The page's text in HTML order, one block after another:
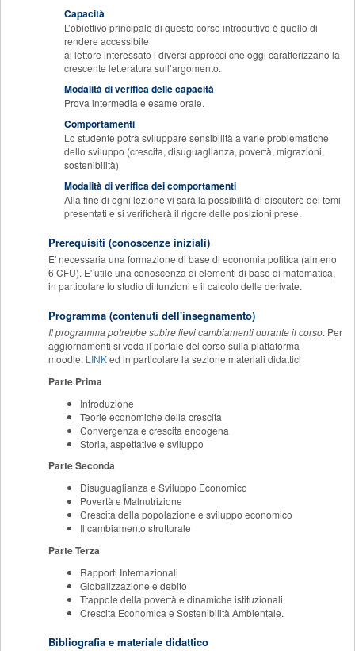
Capacità
L’obiettivo principale di questo corso introduttivo è quello di
rendere accessibile
al lettore interessato i diversi approcci che oggi caratterizzano la
crescente letteratura sull’argomento.
Modalità di verifica delle capacità
Prova intermedia e esame orale.
Comportamenti
Lo studente potrà sviluppare sensibilità a varie problematiche
dello sviluppo (crescita, disuguaglianza, povertà, migrazioni,
sostenibilità)
Modalità di verifica dei comportamenti
Alla fine di ogni lezione vi sarà la possibilità di discutere dei temi
presentati e si verificherà il rigore delle posizioni prese.
Prerequisiti (conoscenze iniziali)
E' necessaria una formazione di base di economia politica (almeno
6 CFU). E' utile una conoscenza di elementi di base di matematica,
in particolare lo studio di funzioni e il calcolo delle derivate.
Programma (contenuti dell'insegnamento)
Il programma potrebbe subire lievi cambiamenti durante il corso. Per
aggiornamenti si veda il portale del corso sulla piattaforma
moodle: LINKed in particolare la sezione materiali didattici
Parte Prima
Introduzione
Teorie economiche della crescita
Convergenza e crescita endogena
Storia, aspettative e sviluppo
Parte Seconda
Disuguaglianza e Sviluppo Economico
Povertà e Malnutrizione
Crescita della popolazione e sviluppo economico
Il cambiamento strutturale
Parte Terza
Rapporti Internazionali
Globalizzazione e debito
Trappole della povertà e dinamiche istituzionali
Crescita Economica e Sostenibilità Ambientale.
Bibliografia e materiale didattico